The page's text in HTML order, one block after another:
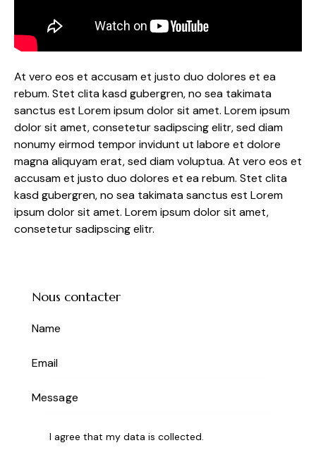
At vero eos et accusam et justo duo dolores et ea
rebum. Stet clita kasd gubergren, no sea takimata
sanctus est Lorem ipsum dolor sit amet. Lorem ipsum
dolor sit amet, consetetur sadipscing elitr, sed diam
nonumy eirmod tempor invidunt ut labore et dolore
magna aliquyam erat, sed diam voluptua. At vero eos et
accusam et justo duo dolores et ea rebum. Stet clita
kasd gubergren, no sea takimata sanctus est Lorem
ipsum dolor sit amet. Lorem ipsum dolor sit amet,
consetetur sadipscing elitr.
Nous contacter
I agree that my data iscollected.